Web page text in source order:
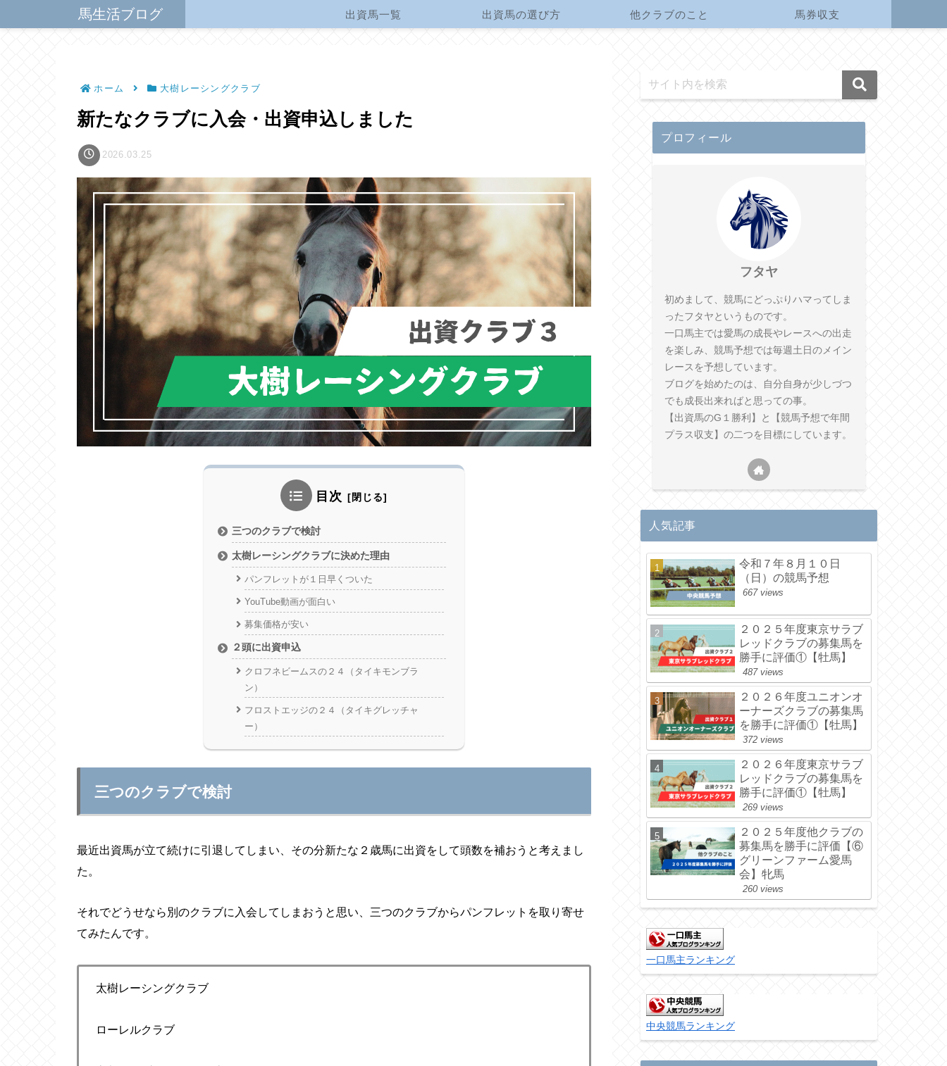
馬生活ブログ 出資馬一覧 出資馬の選び方 他クラブのこと 馬券収支
ホーム 大樹レーシングクラブ
新たなクラブに入会・出資申込しました
2026.03.25
目次
三つのクラブで検討
太樹レーシングクラブに決めた理由
パンフレットが１日早くついた
YouTube動画が面白い
募集価格が安い
２頭に出資申込
クロフネビームスの２４（タイキモンブラ
ン）
フロストエッジの２４（タイキグレッチャ
ー）
三つのクラブで検討
最近出資馬が立て続けに引退してしまい、その分新たな２歳馬に出資をして頭数を補おうと考えまし
た。
それでどうせなら別のクラブに入会してしまおうと思い、三つのクラブからパンフレットを取り寄せ
てみたんです。
太樹レーシングクラブ
ローレルクラブ
プロフィール
フタヤ
初めまして、競馬にどっぷりハマってしま
ったフタヤというものです。
一口馬主では愛馬の成長やレースへの出走
を楽しみ、競馬予想では毎週土日のメイン
レースを予想しています。
ブログを始めたのは、自分自身が少しづつ
でも成長出来ればと思っての事。
【出資馬のG１勝利】と【競馬予想で年間
プラス収支】の二つを目標にしています。
人気記事
令和７年８月１０日
（日）の競馬予想
667 views
２０２５年度東京サラブ
レッドクラブの募集馬を
勝手に評価①【牡馬】
487 views
２０２６年度ユニオンオ
ーナーズクラブの募集馬
を勝手に評価①【牡馬】
372 views
２０２６年度東京サラブ
レッドクラブの募集馬を
勝手に評価①【牡馬】
269 views
２０２５年度他クラブの
募集馬を勝手に評価【⑥
グリーンファーム愛馬
会】牝馬
260 views
一口馬主ランキング
中央競馬ランキング